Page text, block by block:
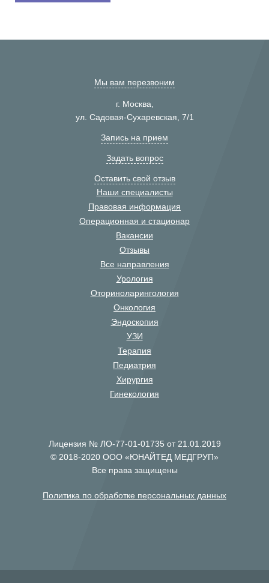
Мы вам перезвоним
г. Москва,
ул. Садовая-Сухаревская, 7/1
Запись на прием
Задать вопрос
Оставить свой отзыв
Наши специалисты
Правовая информация
Операционная и стационар
Вакансии
Отзывы
Все направления
Урология
Оториноларингология
Онкология
Эндоскопия
УЗИ
Терапия
Педиатрия
Хирургия
Гинекология
Лицензия № ЛО-77-01-01735 от 21.01.2019
© 2018-2020 ООО «ЮНАЙТЕД МЕДГРУП»
Все права защищены
Политика по обработке персональных данных